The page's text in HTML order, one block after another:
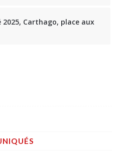
2025, Carthago, place aux